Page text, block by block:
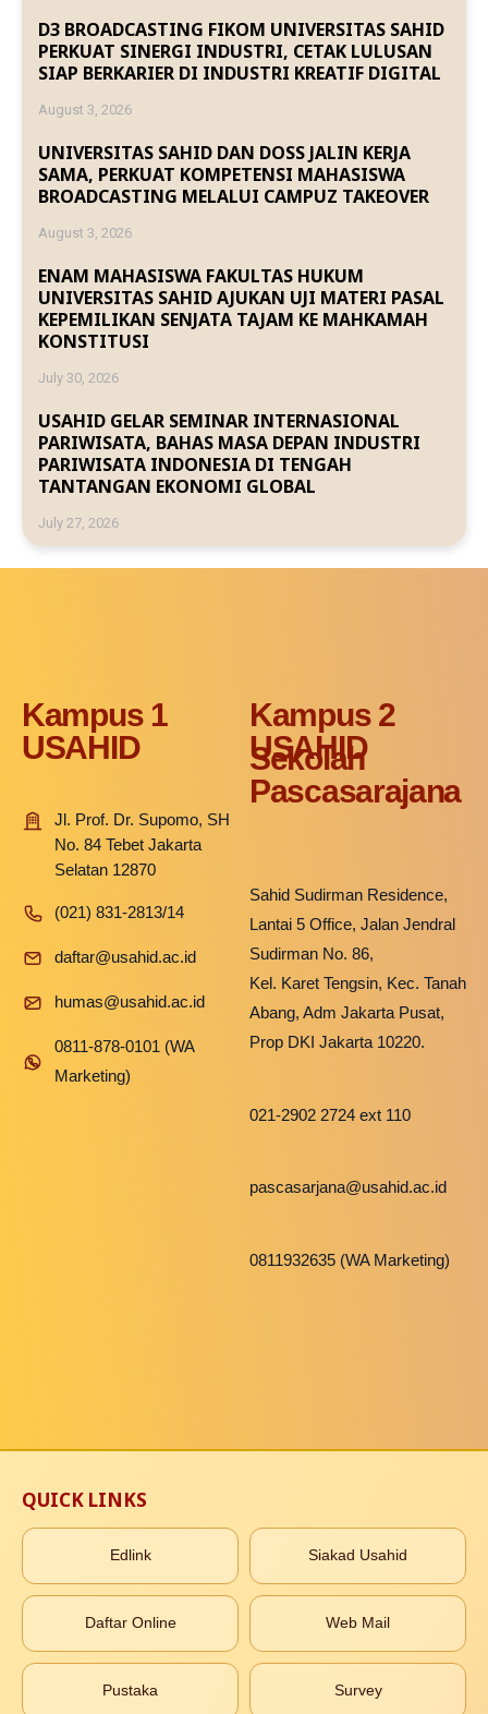
D3 BROADCASTING FIKOM UNIVERSITAS SAHID
PERKUAT SINERGI INDUSTRI, CETAK LULUSAN
SIAP BERKARIER DI INDUSTRI KREATIF DIGITAL
August 3, 2026
UNIVERSITAS SAHID DAN DOSS JALIN KERJA
SAMA, PERKUAT KOMPETENSI MAHASISWA
BROADCASTING MELALUI CAMPUZ TAKEOVER
August 3, 2026
ENAM MAHASISWA FAKULTAS HUKUM
UNIVERSITAS SAHID AJUKAN UJI MATERI PASAL
KEPEMILIKAN SENJATA TAJAM KE MAHKAMAH
KONSTITUSI
July 30, 2026
USAHID GELAR SEMINAR INTERNASIONAL
PARIWISATA, BAHAS MASA DEPAN INDUSTRI
PARIWISATA INDONESIA DI TENGAH
TANTANGAN EKONOMI GLOBAL
July 27, 2026
Kampus 1
USAHID
Jl. Prof. Dr. Supomo, SH
No. 84 Tebet Jakarta
Selatan 12870
(021) 831-2813/14
daftar@usahid.ac.id
humas@usahid.ac.id
0811-878-0101 (WA
Marketing)
Kampus 2
USAHID
Sekolah
Pascasarajana
Sahid Sudirman Residence,
Lantai 5 Office, Jalan Jendral
Sudirman No. 86,
Kel. Karet Tengsin, Kec. Tanah
Abang, Adm Jakarta Pusat,
Prop DKI Jakarta 10220.
021-2902 2724 ext 110
pascasarjana@usahid.ac.id
0811932635 (WA Marketing)
QUICK LINKS
Edlink Siakad Usahid
Daftar Online Web Mail
Pustaka Survey